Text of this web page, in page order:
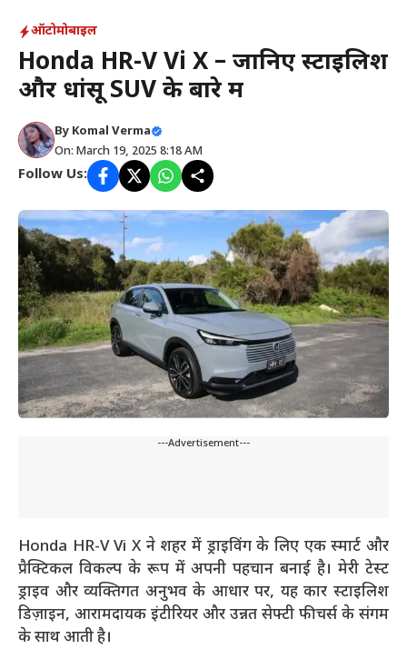
ऑटोमोबाइल
Honda HR-V Vi X – जानिए स्टाइलिश
और धांसू SUV के बारे में
By Komal Verma
On: March 19, 2025 8:18 AM
Follow Us:
---Advertisement---
Honda HR-V Vi X ने शहर में ड्राइविंग के लिए एक स्मार्ट और
प्रैक्टिकल विकल्प के रूप में अपनी पहचान बनाई है। मेरी टेस्ट
ड्राइव और व्यक्तिगत अनुभव के आधार पर, यह कार स्टाइलिश
डिज़ाइन, आरामदायक इंटीरियर और उन्नत सेफ्टी फीचर्स के संगम
के साथ आती है।